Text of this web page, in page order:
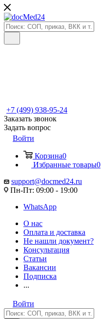
+7 (499) 938-95-24
Заказать звонок
Задать вопрос
Войти
Корзина0
Избранные товары0
support@docmed24.ru
Пн-Пт: 09:00 - 19:00
WhatsApp
О нас
Оплата и доставка
Не нашли документ?
Консультация
Статьи
Вакансии
Подписка
...
Войти